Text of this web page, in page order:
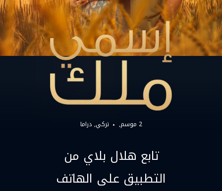
2 موسم, تركي دراما
تابع هلال بلاي من
التطبيق على الهاتف